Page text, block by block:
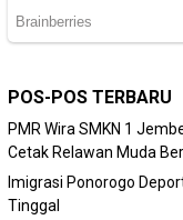
POS-POS TERBARU
PMR Wira SMKN 1
Cetak Relawan Muda
Imigrasi Ponorogo
Tinggal